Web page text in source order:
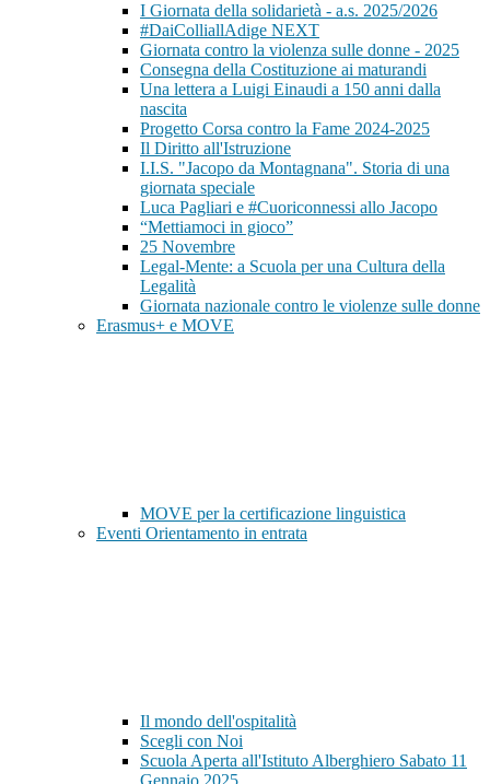
I Giornata della solidarietà - a.s. 2025/2026
#DaiColliallAdige NEXT
Giornata contro la violenza sulle donne - 2025
Consegna della Costituzione ai maturandi
Una lettera a Luigi Einaudi a 150 anni dalla
nascita
Progetto Corsa contro la Fame 2024-2025
Il Diritto all'Istruzione
I.I.S. "Jacopo da Montagnana". Storia di una
giornata speciale
Luca Pagliari e #Cuoriconnessi allo Jacopo
“Mettiamoci in gioco”
25 Novembre
Legal-Mente: a Scuola per una Cultura della
Legalità
Giornata nazionale contro le violenze sulle donne
Erasmus+ e MOVE
MOVE per la certificazione linguistica
Eventi Orientamento in entrata
Il mondo dell'ospitalità
Scegli con Noi
Scuola Aperta all'Istituto Alberghiero Sabato 11